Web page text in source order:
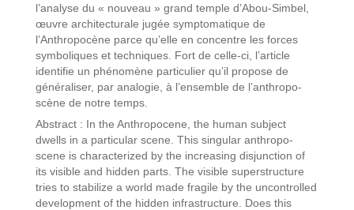
l’analyse du « nouveau » grand temple d’Abou-Simbel,
œuvre architecturale jugée symptomatique de
l’Anthropocène parce qu’elle en concentre les forces
symboliques et techniques. Fort de celle-ci, l’article
identifie un phénomène particulier qu’il propose de
généraliser, par analogie, à l’ensemble de l’anthropo-
scène de notre temps.
Abstract : In the Anthropocene, the human subject
dwells in a particular scene. This singular anthropo-
scene is characterized by the increasing disjunction of
its visible and hidden parts. The visible superstructure
tries to stabilize a world made fragile by the uncontrolled
development of the hidden infrastructure. Does this